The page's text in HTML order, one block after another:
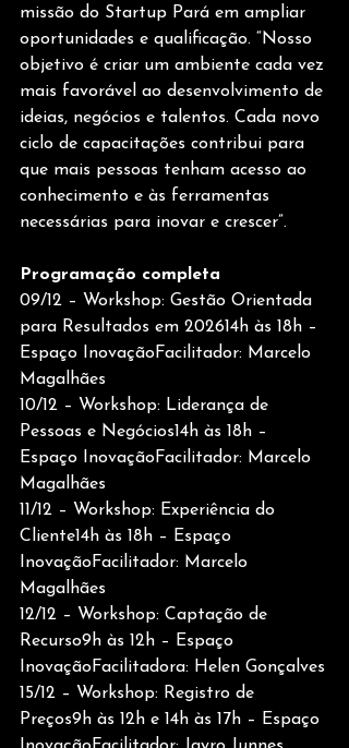
missão do Startup Pará em ampliar
oportunidades e qualificação. “Nosso
objetivo é criar um ambiente cada vez
mais favorável ao desenvolvimento de
ideias, negócios e talentos. Cada novo
ciclo de capacitações contribui para
que mais pessoas tenham acesso ao
conhecimento e às ferramentas
necessárias para inovar e crescer”.
Programação completa
09/12 – Workshop: Gestão Orientada
para Resultados em 202614h às 18h –
Espaço InovaçãoFacilitador: Marcelo
Magalhães
10/12 – Workshop: Liderança de
Pessoas e Negócios14h às 18h –
Espaço InovaçãoFacilitador: Marcelo
Magalhães
11/12 – Workshop: Experiência do
Cliente14h às 18h – Espaço
InovaçãoFacilitador: Marcelo
Magalhães
12/12 – Workshop: Captação de
Recurso9h às 12h – Espaço
InovaçãoFacilitadora: Helen Gonçalves
15/12 – Workshop: Registro de
Preços9h às 12h e 14h às 17h – Espaço